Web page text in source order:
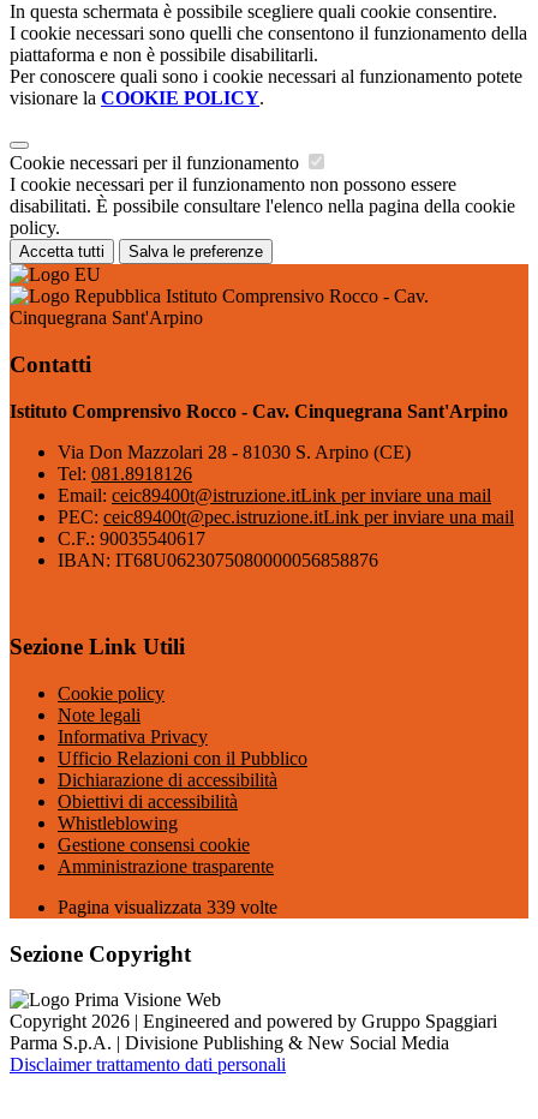
In questa schermata è possibile scegliere quali cookie consentire.
I cookie necessari sono quelli che consentono il funzionamento della
piattaforma e non è possibile disabilitarli.
Per conoscere quali sono i cookie necessari al funzionamento potete
visionare la COOKIE POLICY.
Cookie necessari per il funzionamento
I cookie necessari per il funzionamento non possono essere
disabilitati. È possibile consultare l'elenco nella pagina della cookie
policy.
Accetta tutti Salva le preferenze
Istituto Comprensivo Rocco - Cav.
Cinquegrana Sant'Arpino
Contatti
Istituto Comprensivo Rocco - Cav. Cinquegrana Sant'Arpino
Via Don Mazzolari 28 - 81030 S. Arpino (CE)
Tel: 081.8918126
Email: ceic89400t@istruzione.itLink per inviare una mail
PEC: ceic89400t@pec.istruzione.itLink per inviare una mail
C.F.: 90035540617
IBAN: IT68U0623075080000056858876
Sezione Link Utili
Cookie policy
Note legali
Informativa Privacy
Ufficio Relazioni con il Pubblico
Dichiarazione di accessibilità
Obiettivi di accessibilità
Whistleblowing
Gestione consensi cookie
Amministrazione trasparente
Pagina visualizzata 339 volte
Sezione Copyright
Copyright 2026 | Engineered and powered by Gruppo Spaggiari
Parma S.p.A. | Divisione Publishing & New Social Media
Disclaimer trattamento dati personali